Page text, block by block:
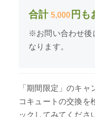
合計5,000 円も
※お問い合わせ後
なります。
「期間限定」のキ
コキュートの交換を
ックしてみてくださ